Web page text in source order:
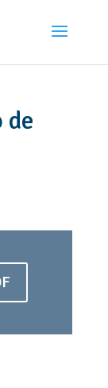
de